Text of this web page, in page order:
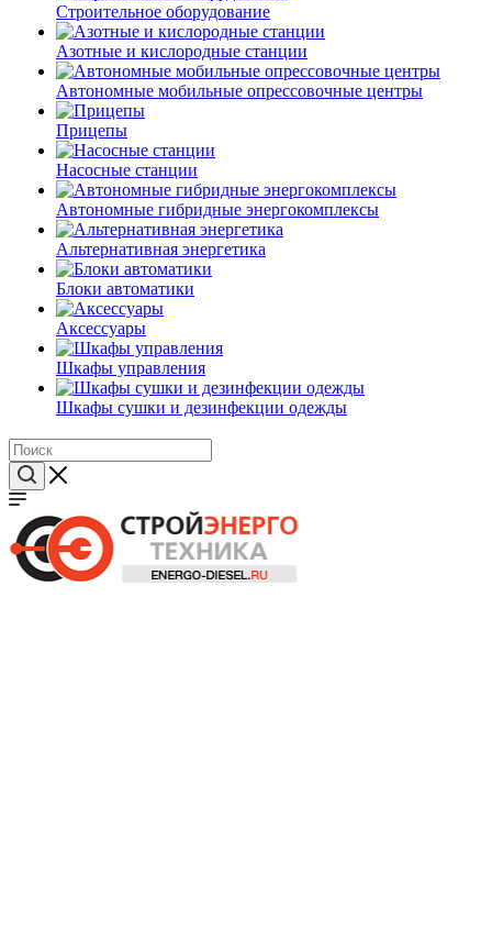
Строительное оборудование
Азотные и кислородные станции
Автономные мобильные опрессовочные центры
Прицепы
Насосные станции
Автономные гибридные энергокомплексы
Альтернативная энергетика
Блоки автоматики
Аксессуары
Шкафы управления
Шкафы сушки и дезинфекции одежды